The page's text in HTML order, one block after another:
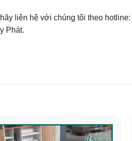
liên hệ với chúng tôi theo hotline:
Phát.